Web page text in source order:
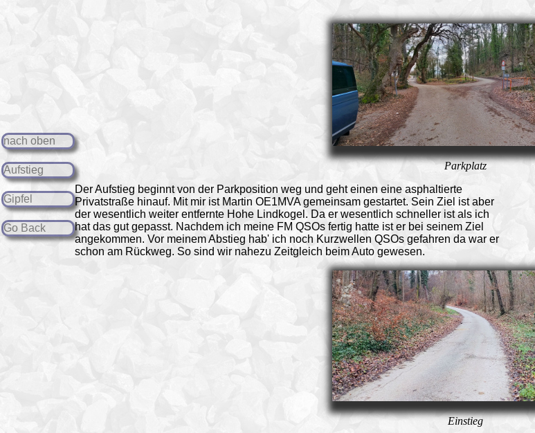
nach oben
Aufstieg
Gipfel
Go Back
Parkplatz
DerAufstieg beginnt von der Parkposition weg und geht einen eine asphaltierte
Privatstraße hinauf. Mit mir ist Martin OE1MVA gemeinsam gestartet. Sein Ziel ist aber
der wesentlich weiter entfernte Hohe Lindkogel. Da er wesentlich schneller ist als ich
hat das gut gepasst. Nachdem ich meine FM QSOs fertig hatte ist er bei seinem Ziel
angekommen. Vor meinem Abstieg hab' ich noch Kurzwellen QSOs gefahren da war er
schon am Rückweg. So sind wir nahezu Zeitgleich beim Auto gewesen.
Einstieg